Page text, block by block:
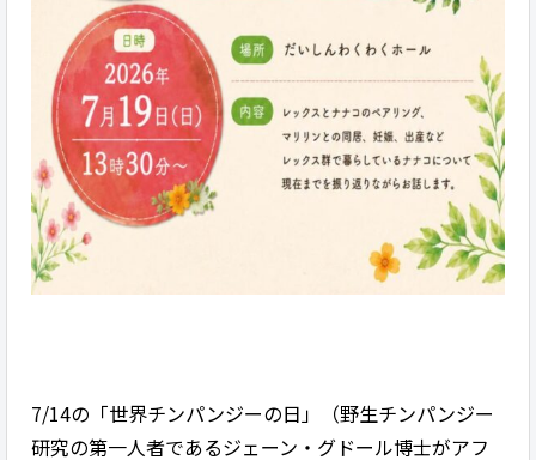
7/14の「世界チンパンジーの日」（野生チンパンジー
研究の第一人者であるジェーン・グドール博士がアフ